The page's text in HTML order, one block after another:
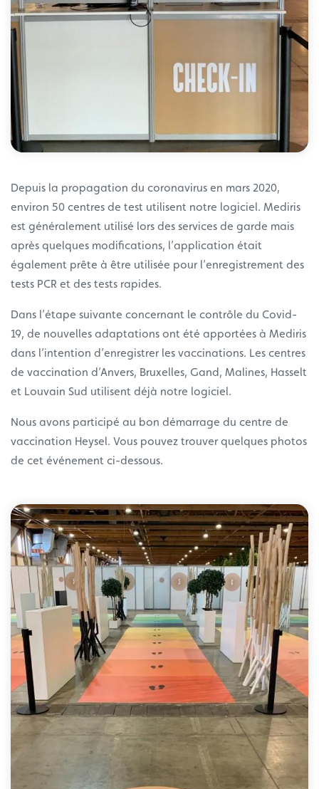
Depuis la propagation du coronavirus en mars 2020,
environ 50 centres de test utilisent notre logiciel. Mediris
est généralement utilisé lors des services de garde mais
après quelques modifications, l’application était
également prête à être utilisée pour l’enregistrement des
tests PCR et des tests rapides.
Dans l’étape suivante concernant le contrôle du Covid-
19, de nouvelles adaptations ont été apportées à Mediris
dans l’intention d’enregistrer les vaccinations. Les centres
de vaccination d’Anvers, Bruxelles, Gand, Malines, Hasselt
et Louvain Sud utilisent déjà notre logiciel.
Nous avons participé au bon démarrage du centre de
vaccination Heysel. Vous pouvez trouver quelques photos
de cet événement ci-dessous.